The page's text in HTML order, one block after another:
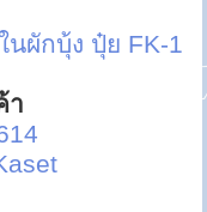
นผักบุ้ง ปุ๋ย FK-1
า